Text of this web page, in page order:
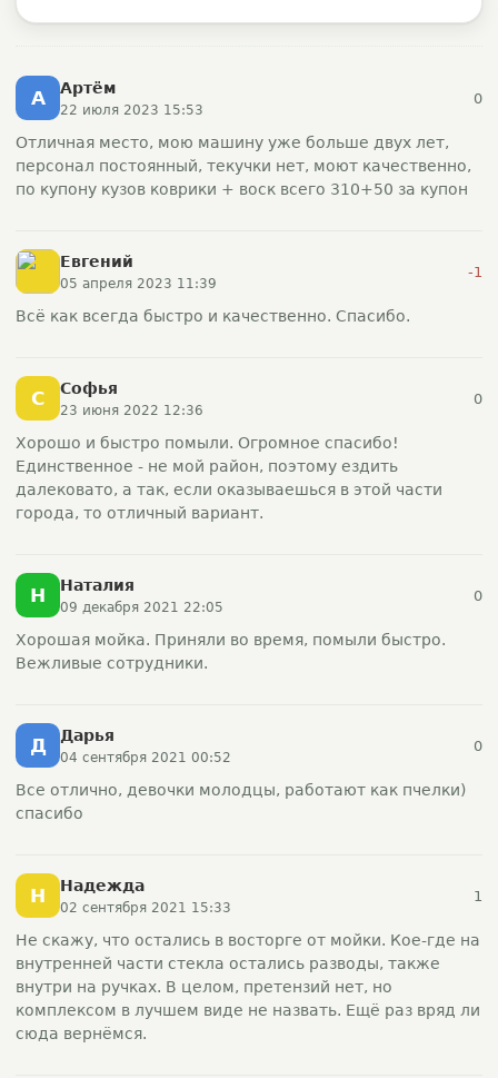
А Артём
22 июля 2023 15:53
0
Отличная место, мою машину уже больше двух лет,
персонал постоянный, текучки нет, моют качественно,
по купону кузов коврики + воск всего 310+50 за купон
Евгений
05 апреля 2023 11:39
-1
Всё как всегда быстро и качественно. Спасибо.
С Софья
23 июня 2022 12:36
0
Хорошо и быстро помыли. Огромное спасибо!
Единственное - не мой район, поэтому ездить
далековато, а так, если оказываешься в этой части
города, то отличный вариант.
Н Наталия
09 декабря 2021 22:05
0
Хорошая мойка. Приняли во время, помыли быстро.
Вежливые сотрудники.
Д Дарья
04 сентября 2021 00:52
0
Все отлично, девочки молодцы, работают как пчелки)
спасибо
Н Надежда
02 сентября 2021 15:33
1
Не скажу, что остались в восторге от мойки. Кое-где на
внутренней части стекла остались разводы, также
внутри на ручках. В целом, претензий нет, но
комплексом в лучшем виде не назвать. Ещё раз вряд ли
сюда вернёмся.